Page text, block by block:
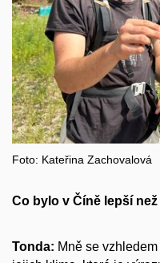
Foto: Kateřina Zachovalová
Co bylo v Číně lepší
Tonda: Mně se